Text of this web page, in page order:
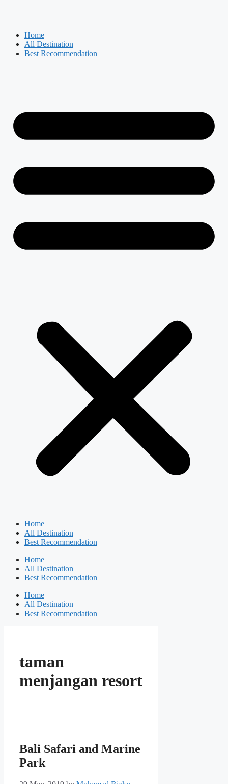
Home
All Destination
Best Recommendation
Home
All Destination
Best Recommendation
Home
All Destination
Best Recommendation
Home
All Destination
Best Recommendation
taman
menjangan resort
Bali Safari and Marine
Park